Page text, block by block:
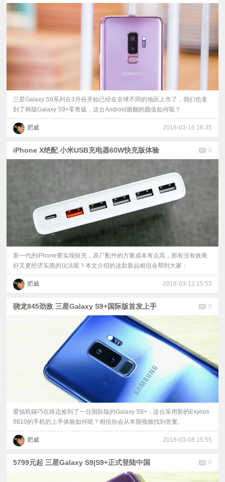
​三星Galaxy S9系列在3月份开始已经在全球不同的地区上市了，我们也拿
到了韩版Galaxy S9+零售版，这台Android旗舰的颜值如何呢？
肥威 2018-03-16 16:35
iPhone X绝配 小米USB充电器60W快充版体验 0
新一代的iPhone要实现快充，原厂配件的方案成本有点高，那有没有效果
好又更经济实惠的玩法呢？本文介绍的这款新品相信会帮到大家：
肥威 2018-03-13 15:53
骁龙845劲敌 三星Galaxy S9+国际版首发上手 0
爱搞机碰巧在路边捡到了一台国际版的Galaxy S9+，这台采用新的Exynos
9810的手机的上手体验如何呢？相信你会从本期视频找到答案。
肥威 2018-03-08 15:55
5799元起 三星Galaxy S9|S9+正式登陆中国 0